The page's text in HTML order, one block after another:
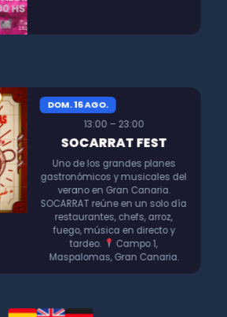
DOM. 16 AGO.
13:00 – 23:00
SOCARRAT FEST
Uno de los grandes planes
gastronómicos y musicales del
verano en Gran Canaria.
SOCARRAT reúne en un solo día
restaurantes, chefs, arroz,
fuego, música en directo y
tardeo.
Campo 1,
Maspalomas, Gran Canaria.